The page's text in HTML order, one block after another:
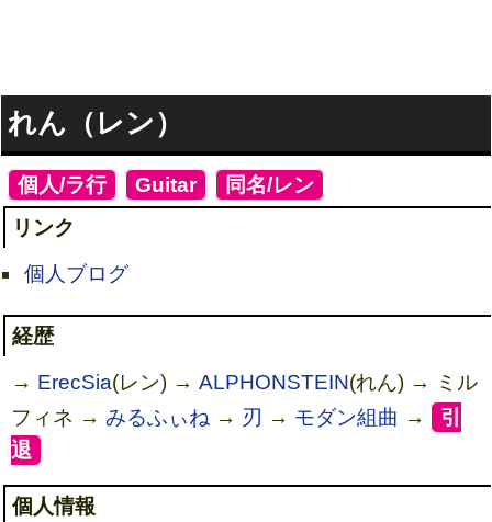
れん（レン）
個人/ラ行] Guitar] 同名/レン
リンク
個人ブログ
経歴
→ ErecSia(レン) →ALPHONSTEIN(れん) → ミル
フィネ →みるふぃね → 刃 → モダン組曲 →
引
退
個人情報